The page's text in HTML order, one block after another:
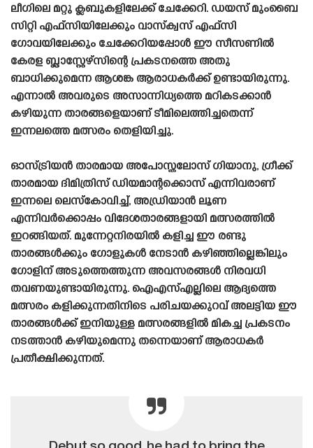
ലീഗിലെ മറ്റു ക്ലബുകളിലേക്ക് ചേക്കേറി. ഡയസ് മുംബൈ
സിറ്റി എഫ്‌സിയിലേക്കും വാസ്‌ക്വസ് എഫ്‌സി
ഗോവയിലേക്കും ചേക്കേറിയപ്പോൾ ഈ സീസണിൽ
കേരള ബ്ലാസ്റ്റേഴ്‌സിന്റെ പ്രകടനത്തെ അതു
ബാധിക്കുമെന്ന ആശങ്ക ആരാധകർക്ക് ഉണ്ടായിരുന്നു.
എന്നാൽ അവരുടെ അസാന്നിധ്യത്തെ മറികടക്കാൻ
കഴിയുന്ന താരങ്ങളെയാണ് ടീമിലെത്തിച്ചതെന്ന്
ഇന്നലത്തെ മത്സരം തെളിയിച്ചു.
ഓസ്ട്രിയൻ താരമായ അപോസ്തലോസ് ഗിയാനു, ഗ്രീക്ക്
താരമായ ദിമിത്രിസ് ഡിയമാന്റക്കൊസ് എന്നിവരാണ്
ഇന്നലെ ലെസ്‌കോവിച്ച്, അഡ്രിയാൻ ലൂണ
എന്നിവർക്കൊപ്പം വിദേശതാരങ്ങളായി മത്സരത്തിൽ
ഇറങ്ങിയത്. മുന്നേറ്റനിരയിൽ കളിച്ച ഈ രണ്ടു
താരങ്ങൾക്കും ഗോളുകൾ നേടാൻ കഴിഞ്ഞില്ലെങ്കിലും
ഗോളിന് അടുത്തെത്തുന്ന അവസരങ്ങൾ നിരവധി
തവണയുണ്ടായിരുന്നു. ഐഎസ്എല്ലിലെ ആദ്യത്തെ
മത്സരം കളിക്കുന്നതിനിടെ പരിചയക്കുറവ് അലട്ടിയ ഈ
താരങ്ങൾക്ക് ഇനിയുള്ള മത്സരങ്ങളിൽ മികച്ച പ്രകടനം
നടത്താൻ കഴിയുമെന്നു തന്നെയാണ് ആരാധകർ
പ്രതീക്ഷിക്കുന്നത്.